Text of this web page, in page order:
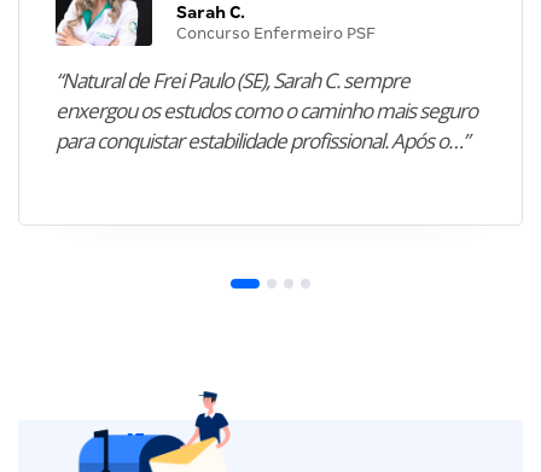
Sarah C.
Concurso Enfermeiro PSF
“Natural de Frei Paulo (SE), Sarah C. sempre
enxergou os estudos como o caminho mais seguro
para conquistar estabilidade profissional. Após o…”